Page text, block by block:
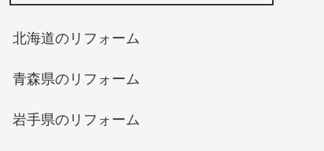
北海道‎のリフォーム
青森県のリフォーム
岩手県のリフォーム